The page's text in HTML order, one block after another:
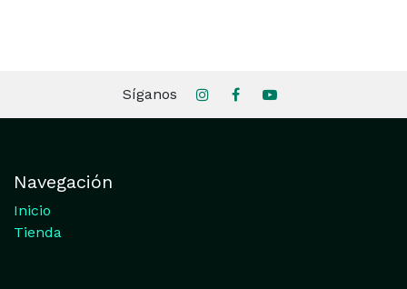
Síganos
Navegación
Inicio
Tienda